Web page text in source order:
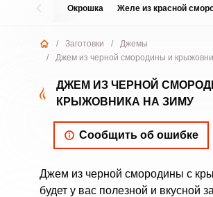
Окрошка Желе из красной
/ Заготовки /
Джемы
/
Джем из черной смородины и
ДЖЕМ ИЗ ЧЕРНОЙ
КРЫЖОВНИКА НА ЗИМУ
Сообщить об ошибке
Джем из черной смородины с
будет у вас полезной и вкусной